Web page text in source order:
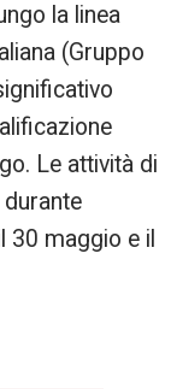
la linea
(Gruppo
Le attività di
30 maggio e il